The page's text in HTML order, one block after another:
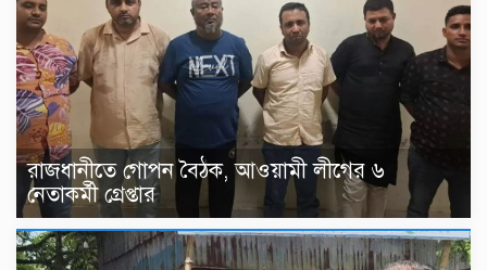
রাজধানীতে গোপন বৈঠক, আওয়ামী লীগের ৬
নেতাকর্মী গ্রেপ্তার